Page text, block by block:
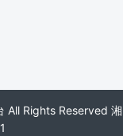
All Rights Reserved 湘